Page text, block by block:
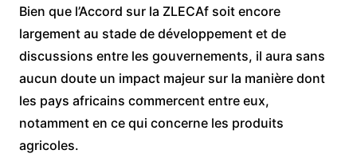
Bien que l’Accord sur la ZLECAf soit encore
largement au stade de développement et de
discussions entre les gouvernements, il aura sans
aucun doute un impact majeur sur la manière dont
les pays africains commercent entre eux,
notamment en ce qui concerne les produits
agricoles.